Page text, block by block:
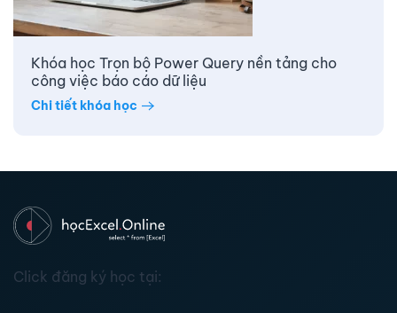
Khóa học Trọn bộ Power Query nền tảng cho
công việc báo cáo dữ liệu
Chi tiết khóa học
Click đăng ký học tại: